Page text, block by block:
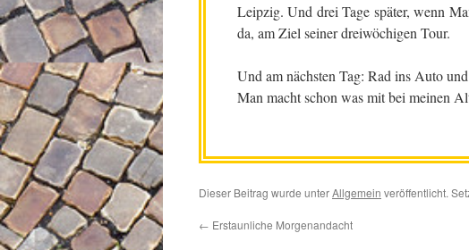
Leipzig. Und drei Tage später, wenn
da, am Ziel seiner dreiwöchigen Tour.
Und am nächsten Tag: Rad ins Auto
Man macht schon was mit bei meinen
Dieser Beitrag wurde unterAllgemein veröffentlicht.
← Erstaunliche Morgenandacht